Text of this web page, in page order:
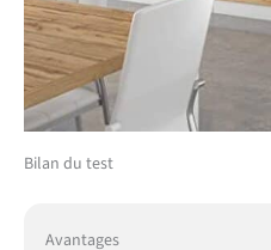
Bilan du test
Avantages